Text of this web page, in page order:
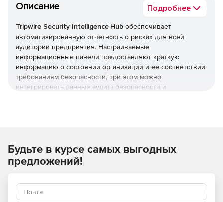
Описание Подробнее
Tripwire Security Intelligence Hub обеспечивает
автоматизированную отчетность о рисках для всей
аудитории предприятия. Настраиваемые
информационные панели предоставляют краткую
информацию о состоянии организации и ее соответствии
требованиям безопасности, при этом можно
интегрировать данные аудита безопасности и
руководителей, аудиторов, ИТ-отдел и группы
безопасности. Можно автоматизировать создание и
распространение отчетов вручную, чтобы нужные
Основные возможности:
Будьте в курсе самых выгодных
предложений!